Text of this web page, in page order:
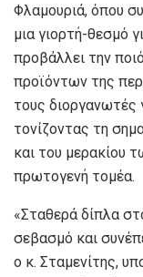
Φλαμουριά, όπου
μια γιορτή-θεσμό
προβάλλει την
προϊόντων της
τους διοργανωτές
τονίζοντας τη
και του μερακίου
πρωτογενή τομέα.
«Σταθερά δίπλα
σεβασμό και
ο κ. Σταμενίτης,